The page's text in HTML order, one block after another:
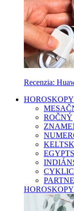
Recenzia:
HOROSKOPY
ROČNÝ
HOROSKOPY